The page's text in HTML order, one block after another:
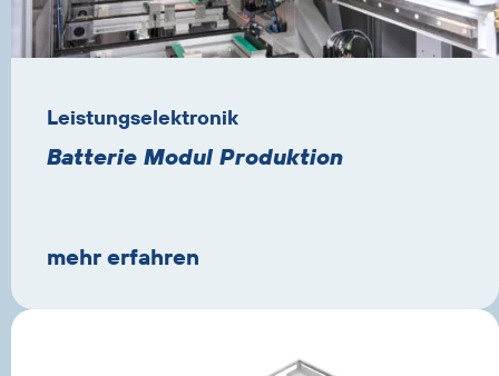
Leistungselektronik
Batterie Modul Produktion
mehr erfahren